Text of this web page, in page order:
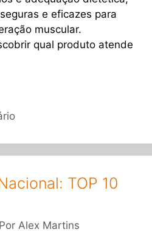
e eficazes para
muscular.
qual produto atende
TOP 10
Por Alex Martins